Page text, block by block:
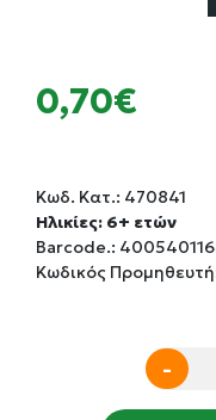
0,70€
Κωδ. Κατ.: 470841
Ηλικίες: 6+ ετών
Barcode.:
Κωδικός
-